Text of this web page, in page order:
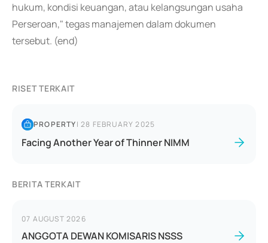
hukum, kondisi keuangan, atau kelangsungan usaha
Perseroan," tegas manajemen dalam dokumen
tersebut. (end)
RISET TERKAIT
PROPERTY|28 FEBRUARY 2025
Facing Another Year of Thinner NIMM
BERITA TERKAIT
07 AUGUST 2026
ANGGOTA DEWAN KOMISARIS NSSS